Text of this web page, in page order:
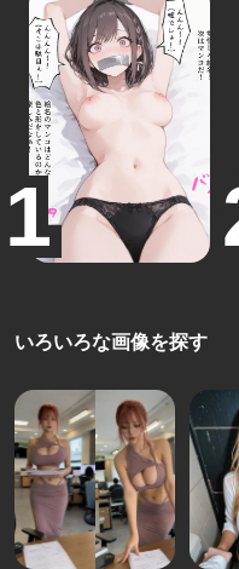
いろいろな画像を探す